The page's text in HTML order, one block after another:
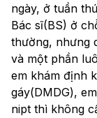
ngày, ở tuần
Bác sĩ(BS) ở
thường, nhưng
và một phần
em khám định
gáy(DMDG),
nipt thì không